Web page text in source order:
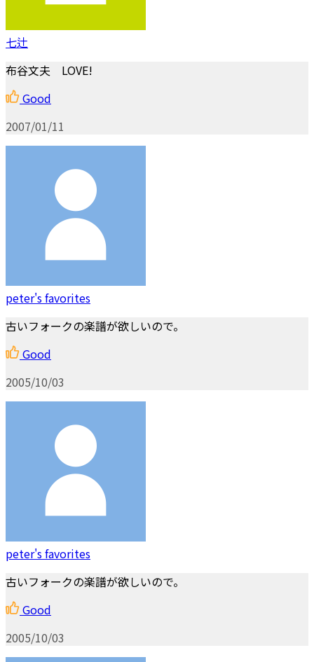
七辻
布谷文夫 LOVE!
Good
2007/01/11
peter's favorites
古いフォークの楽譜が欲しいので。
Good
2005/10/03
peter's favorites
古いフォークの楽譜が欲しいので。
Good
2005/10/03